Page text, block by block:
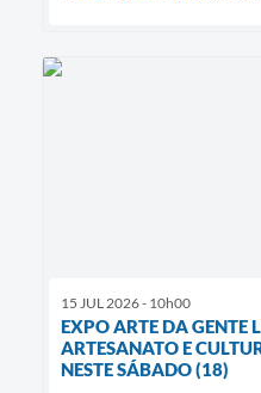
15 JUL 2026 - 10h00
EXPO ARTE DA GENTE
ARTESANATO E
NESTE SÁBADO (18)